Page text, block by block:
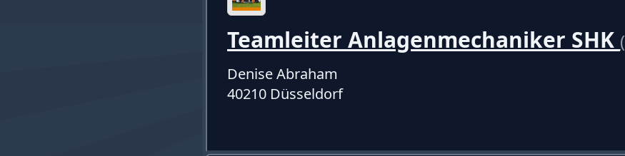
Teamleiter Anlagenmechaniker SHK
Denise Abraham
40210 Düsseldorf